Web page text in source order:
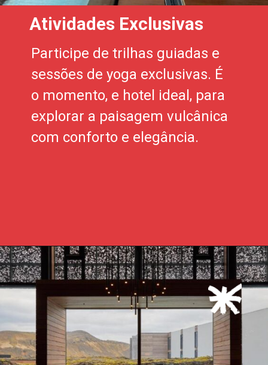
Participe de trilhas guiadas e
sessões de yoga exclusivas. É
o momento, e hotel ideal, para
explorar a paisagem vulcânica
com conforto e elegância.
Atividades Exclusivas
Opening https://xtravel.com.br/roteiro-viagem-personalizado/